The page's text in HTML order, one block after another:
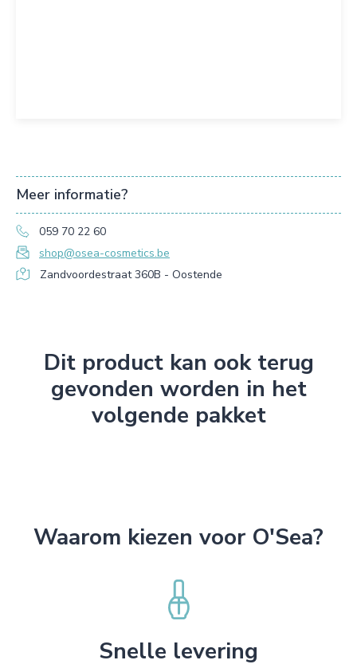
Meer informatie?
059 70 22 60
shop@osea-cosmetics.be
Zandvoordestraat 360B - Oostende
Dit product kan ook terug
gevonden worden in het
volgende pakket
Waarom kiezen voor O'Sea?
Snelle levering